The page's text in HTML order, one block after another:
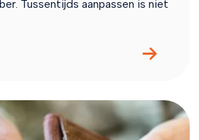
Tussentijds aanpassen is niet